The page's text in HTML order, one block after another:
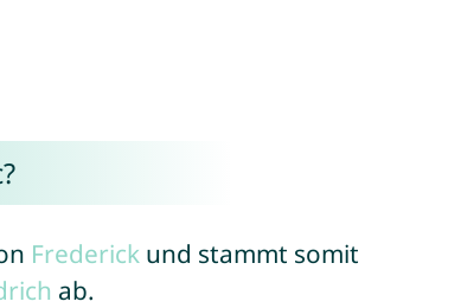
Frederickund stammt somit
ab.